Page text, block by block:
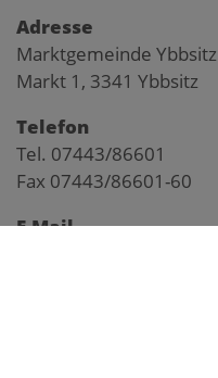
Adresse
Marktgemeinde Ybbsitz
Markt 1, 3341 Ybbsitz
Telefon
Tel. 07443/86601
Fax 07443/86601-60
E-Mail